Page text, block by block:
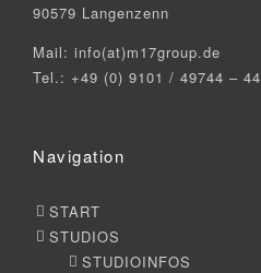
90579 Langenzenn
Mail: info(at)m17group.de
Tel.: +49 (0) 9101 / 49744 – 44
Navigation
START
STUDIOS
STUDIOINFOS